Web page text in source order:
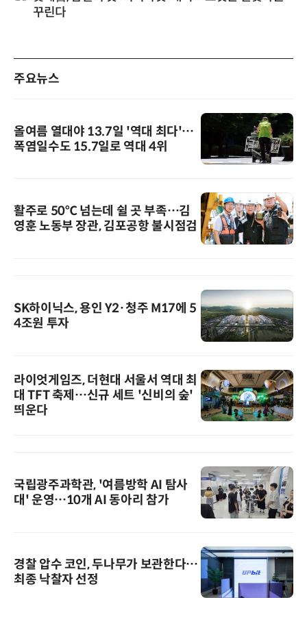
꾸린다
주요뉴스
올여름 열대야 13.7일 '역대 최다'…
폭염일수도 15.7일로 역대 4위
활주로 50℃ 넘는데 쉴 곳 부족…김
영훈 노동부 장관, 김포공항 불시점검
SK하이닉스, 용인 Y2·청주 M17에 5
4조원 투자
라이엇게임즈, 더현대 서울서 역대 최
대 TFT 축제…신규 세트 '신비의 숲'
띄운다
국립광주과학관, '여름방학 AI 탐사
대' 운영…10개 AI 동아리 참가
경찰 압수 코인, 두나무가 보관한다…
최종 낙찰자 선정